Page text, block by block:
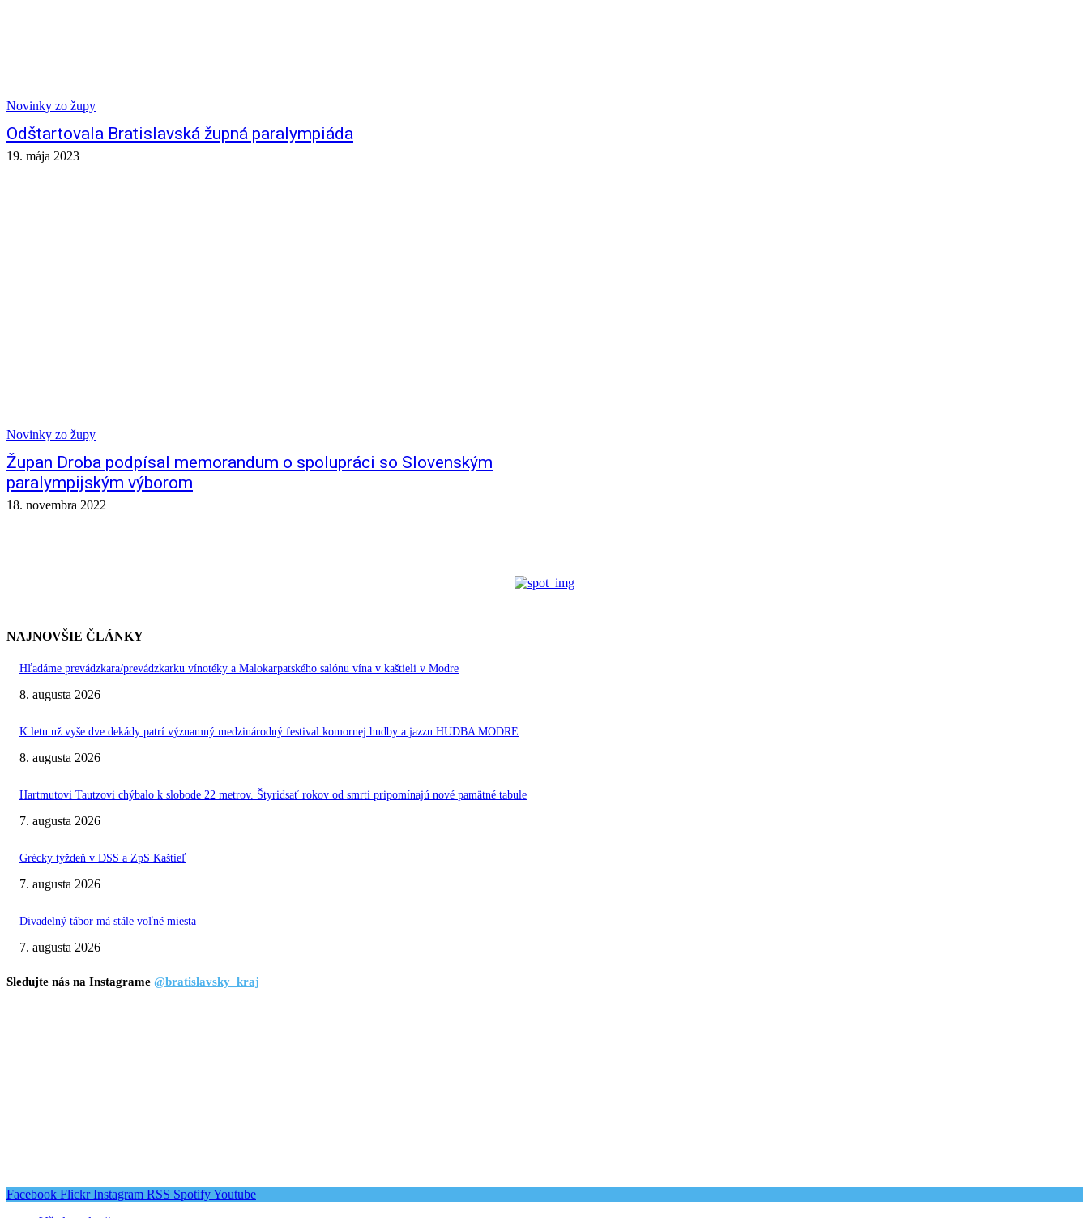
Novinky zo župy
Odštartovala Bratislavská župná paralympiáda
19. mája 2023
Novinky zo župy
Župan Droba podpísal memorandum o spolupráci so Slovenským
paralympijským výborom
18. novembra 2022
NAJNOVŠIE ČLÁNKY
Hľadáme prevádzkara/prevádzkarku vínotéky a Malokarpatského salónu vína v kaštieli v Modre
8. augusta 2026
K letu už vyše dve dekády patrí významný medzinárodný festival komornej hudby a jazzu HUDBA MODRE
8. augusta 2026
Hartmutovi Tautzovi chýbalo k slobode 22 metrov. Štyridsať rokov od smrti pripomínajú nové pamätné tabule
7. augusta 2026
Grécky týždeň v DSS a ZpS Kaštieľ
7. augusta 2026
Divadelný tábor má stále voľné miesta
7. augusta 2026
Sledujte nás na Instagrame @bratislavsky_kraj
Facebook Flickr Instagram RSS SpotifyYoutube